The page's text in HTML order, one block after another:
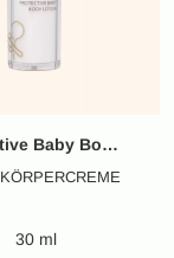
Protective Baby Body Lotion
30 ml